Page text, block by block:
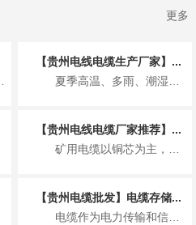
更多
【贵州电线电缆生产厂家】...
【贵州电线电缆厂家推荐】...
【贵州电缆批发】电缆存储...
电缆作为电力传输和信号传递的核心载体，其绝缘性能直接决定使用安全与使用寿命。潮...